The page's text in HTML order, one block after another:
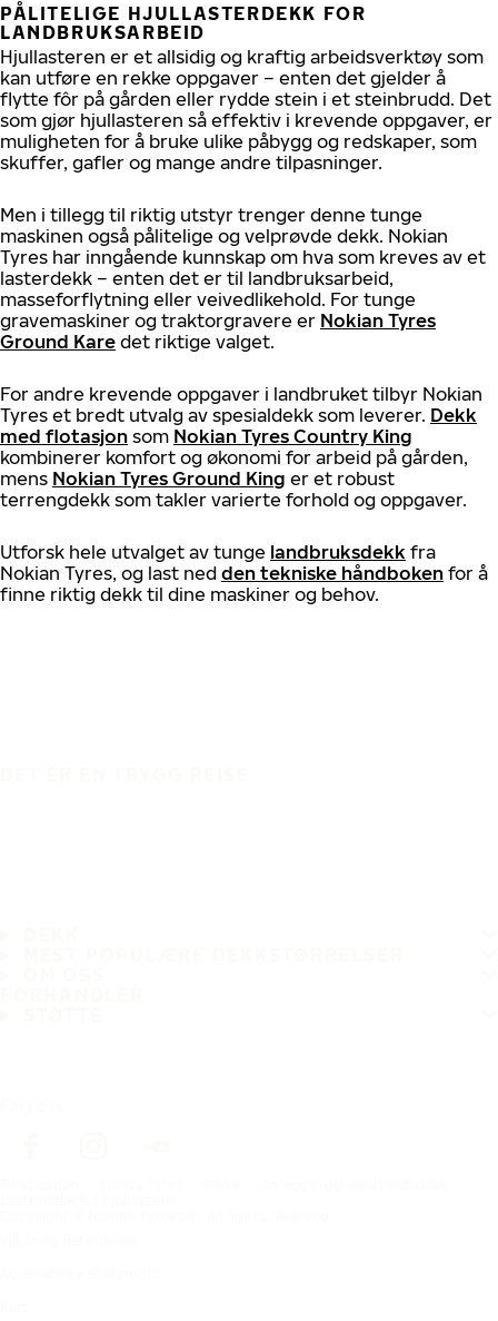
PÅLITELIGE HJULLASTERDEKK FOR
LANDBRUKSARBEID
Hjullasteren er et allsidig og kraftig arbeidsverktøy som
kan utføre en rekke oppgaver – enten det gjelder å
flytte fôr på gården eller rydde stein i et steinbrudd. Det
som gjør hjullasteren så effektiv i krevende oppgaver, er
muligheten for å bruke ulike påbygg og redskaper, som
skuffer, gafler og mange andre tilpasninger.
Men i tillegg til riktig utstyr trenger denne tunge
maskinen også pålitelige og velprøvde dekk. Nokian
Tyres har inngående kunnskap om hva som kreves av et
lasterdekk – enten det er til landbruksarbeid,
masseforflytning eller veivedlikehold. For tunge
gravemaskiner og traktorgravere er Nokian Tyres
Ground Kare det riktige valget.
For andre krevende oppgaver i landbruket tilbyr Nokian
Tyres et bredt utvalg av spesialdekk som leverer. Dekk
med flotasjon som Nokian Tyres Country King
kombinerer komfort og økonomi for arbeid på gården,
mens Nokian Tyres Ground King er et robust
terrengdekk som takler varierte forhold og oppgaver.
Utforsk hele utvalget av tunge landbruksdekk fra
Nokian Tyres, og last ned den tekniske håndboken for å
finne riktig dekk til dine maskiner og behov.